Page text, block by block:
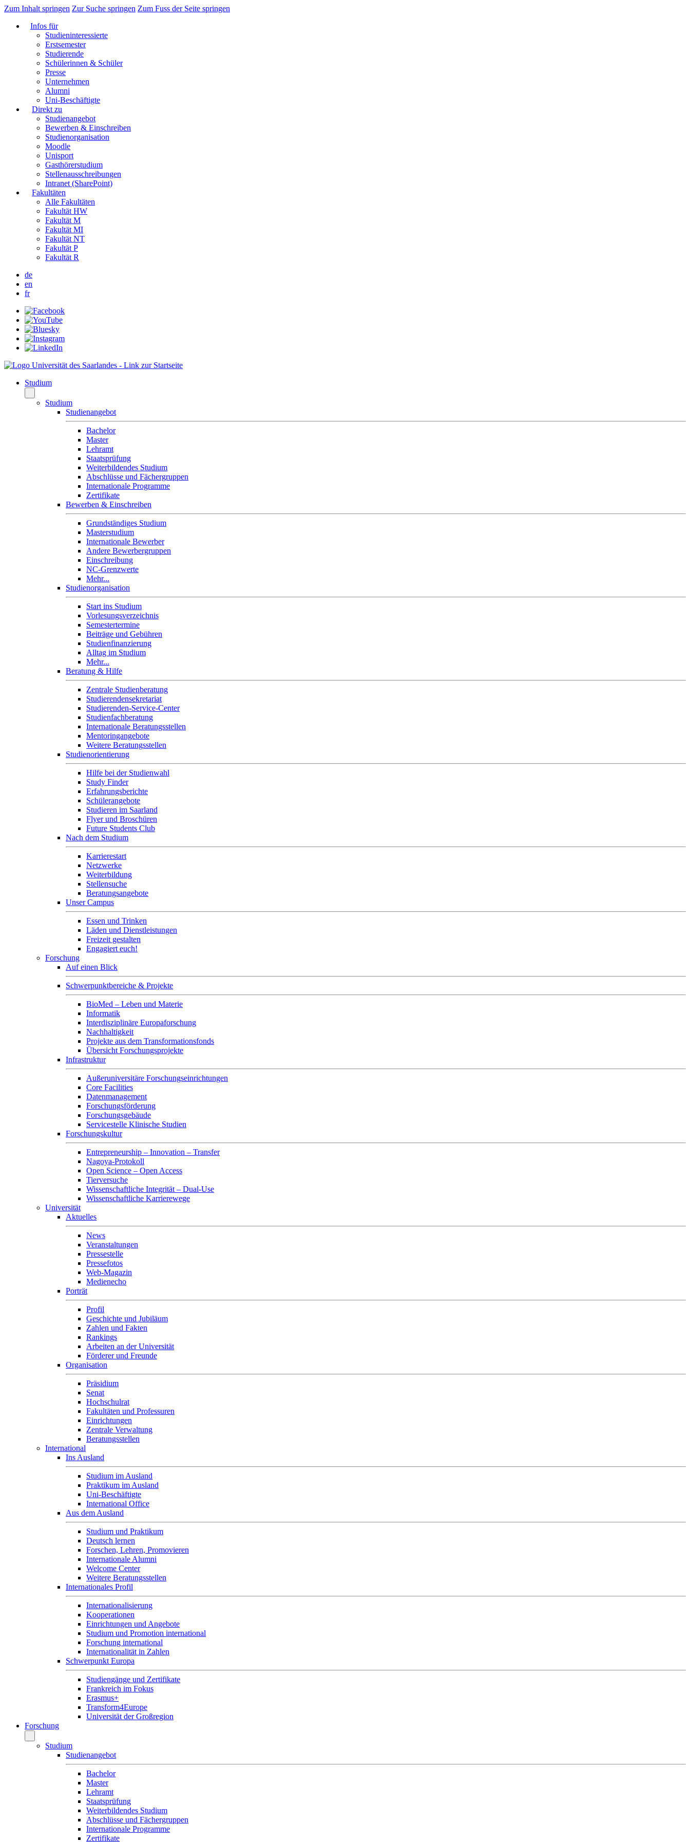
Zum Inhalt springen Zur Suche springen Zum Fuss der Seite springen
Infos für
Studieninteressierte
Erstsemester
Studierende
Schülerinnen & Schüler
Presse
Unternehmen
Alumni
Uni-Beschäftigte
Direkt zu
Studienangebot
Bewerben & Einschreiben
Studienorganisation
Moodle
Unisport
Gasthörerstudium
Stellenausschreibungen
Intranet (SharePoint)
Fakultäten
Alle Fakultäten
Fakultät HW
Fakultät M
Fakultät MI
Fakultät NT
Fakultät P
Fakultät R
de
en
fr
Studium
Studium
Studienangebot
Bachelor
Master
Lehramt
Staatsprüfung
Weiterbildendes Studium
Abschlüsse und Fächergruppen
Internationale Programme
Zertifikate
Bewerben & Einschreiben
Grundständiges Studium
Masterstudium
Internationale Bewerber
Andere Bewerbergruppen
Einschreibung
NC-Grenzwerte
Mehr...
Studienorganisation
Start ins Studium
Vorlesungsverzeichnis
Semestertermine
Beiträge und Gebühren
Studienfinanzierung
Alltag im Studium
Mehr...
Beratung & Hilfe
Zentrale Studienberatung
Studierendensekretariat
Studierenden-Service-Center
Studienfachberatung
Internationale Beratungsstellen
Mentoringangebote
Weitere Beratungsstellen
Studienorientierung
Hilfe bei der Studienwahl
Study Finder
Erfahrungsberichte
Schülerangebote
Studieren im Saarland
Flyer und Broschüren
Future Students Club
Nach dem Studium
Karrierestart
Netzwerke
Weiterbildung
Stellensuche
Beratungsangebote
Unser Campus
Essen und Trinken
Läden und Dienstleistungen
Freizeit gestalten
Engagiert euch!
Forschung
Auf einen Blick
Schwerpunktbereiche & Projekte
BioMed – Leben und Materie
Informatik
Interdisziplinäre Europaforschung
Nachhaltigkeit
Projekte aus dem Transformationsfonds
Übersicht Forschungsprojekte
Infrastruktur
Außeruniversitäre Forschungseinrichtungen
Core Facilities
Datenmanagement
Forschungsförderung
Forschungsgebäude
Servicestelle Klinische Studien
Forschungskultur
Entrepreneurship – Innovation – Transfer
Nagoya-Protokoll
Open Science – Open Access
Tierversuche
Wissenschaftliche Integrität – Dual-Use
Wissenschaftliche Karrierewege
Universität
Aktuelles
News
Veranstaltungen
Pressestelle
Pressefotos
Web-Magazin
Medienecho
Porträt
Profil
Geschichte und Jubiläum
Zahlen und Fakten
Rankings
Arbeiten an der Universität
Förderer und Freunde
Organisation
Präsidium
Senat
Hochschulrat
Fakultäten und Professuren
Einrichtungen
Zentrale Verwaltung
Beratungsstellen
International
Ins Ausland
Studium im Ausland
Praktikum im Ausland
Uni-Beschäftigte
International Office
Aus dem Ausland
Studium und Praktikum
Deutsch lernen
Forschen, Lehren, Promovieren
Internationale Alumni
Welcome Center
Weitere Beratungsstellen
Internationales Profil
Internationalisierung
Kooperationen
Einrichtungen und Angebote
Studium und Promotion international
Forschung international
Internationalität in Zahlen
Schwerpunkt Europa
Studiengänge und Zertifikate
Frankreich im Fokus
Erasmus+
Transform4Europe
Universität der Großregion
Forschung
Studium
Studienangebot
Bachelor
Master
Lehramt
Staatsprüfung
Weiterbildendes Studium
Abschlüsse und Fächergruppen
Internationale Programme
Zertifikate